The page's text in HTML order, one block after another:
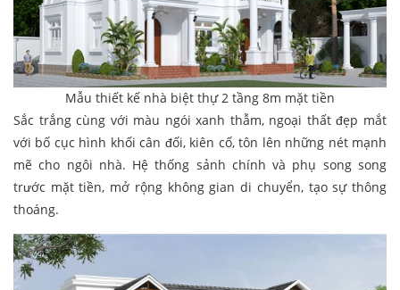
Mẫu thiết kế nhà biệt thự 2 tầng 8m mặt tiền
Sắc trắng cùng với màu ngói xanh thẫm, ngoại thất đẹp mắt
với bố cục hình khối cân đối, kiên cố, tôn lên những nét mạnh
mẽ cho ngôi nhà. Hệ thống sảnh chính và phụ song song
trước mặt tiền, mở rộng không gian di chuyển, tạo sự thông
thoáng.